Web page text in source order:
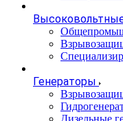
Генераторы
Дизельные